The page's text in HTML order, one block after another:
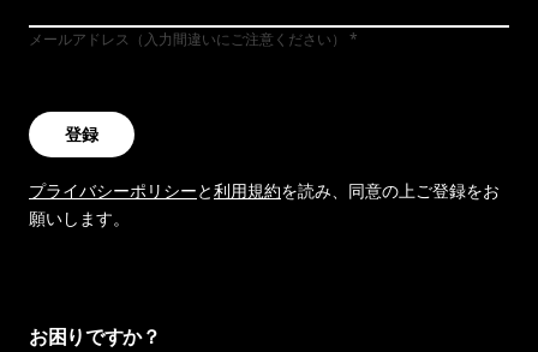
メールアドレス（入力間違いにご注意ください）
登録
プライバシーポリシーと利用規約を読み、同意の上ご登録をお
願いします。
お困りですか？